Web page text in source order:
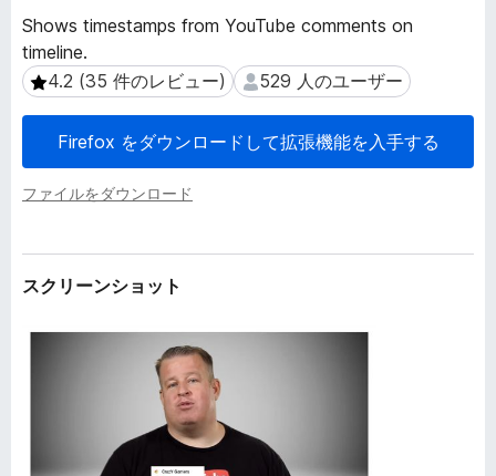
ウ
ー
ア
オ
Shows timestamps from YouTube comments on
timeline.
4.2 (35 件のレビュー)
4.2 (35 件のレビュー) 529 人のユーザー
529 人のユーザー
Firefox をダウンロードして拡張機能を入手する
ファイルをダウンロード
デ
ー
タ
スクリーンショット